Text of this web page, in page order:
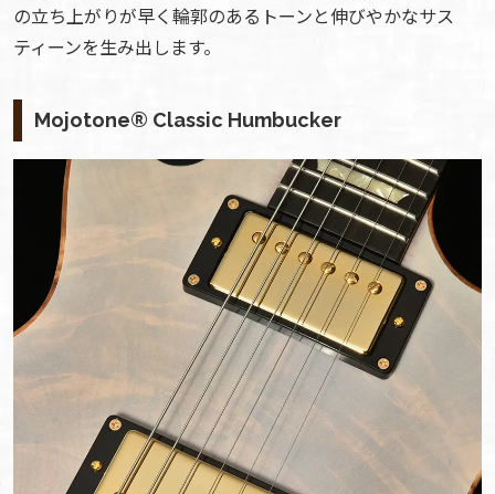
の立ち上がりが早く輪郭のあるトーンと伸びやかなサス
ティーンを生み出します。
Mojotone® Classic Humbucker